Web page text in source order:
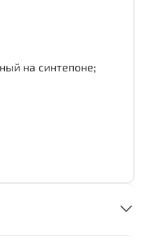
на синтепоне;